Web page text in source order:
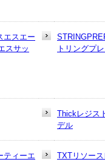
エスエー
スサッ
トリングプレ
Thickレジス
デル
ティーエ
TXTリソー